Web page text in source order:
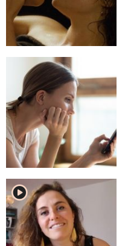
player2